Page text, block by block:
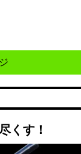
くす！